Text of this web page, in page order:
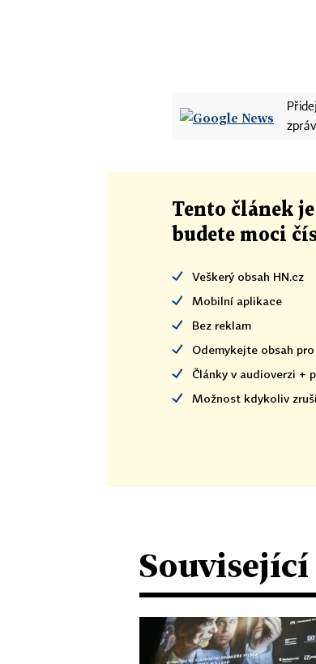
Tento článek je
budete moci
Veškerý obsah HN.cz
Mobilní aplikace
Bez reklam
Odemykejte obsah
Články v audioverzi +
Možnost kdykoliv